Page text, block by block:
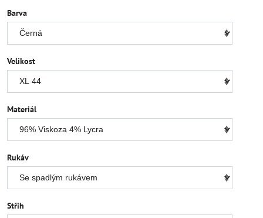
Barva
Velikost
Materiál
Rukáv
Střih